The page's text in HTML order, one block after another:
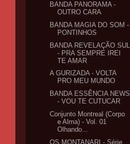
BANDA PANORAMA -
OUTRO CARA
BANDA MAGIA DO SOM -
PONTINHOS
BANDA REVELAÇÃO SUL
- PRA SEMPRE IREI
TE AMAR
A GURIZADA - VOLTA
PRO MEU MUNDO
BANDA ESSÊNCIA NEWS
- VOU TE CUTUCAR
Conjunto Montreal (Corpo
e Alma) - Vol. 01
Olhando...
OS MONTANARI - Série